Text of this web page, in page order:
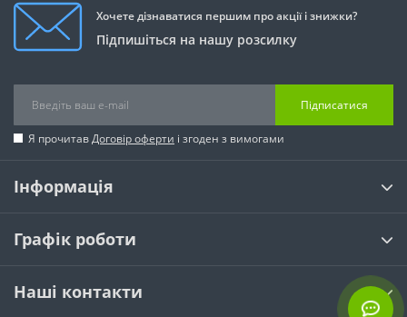
Хочете дізнаватися першим про акції і знижки?
Підпишіться на нашу розсилку
Підписатися
Я прочитавДоговір оферти і згоден з вимогами
Інформація
Графік роботи
Наші контакти